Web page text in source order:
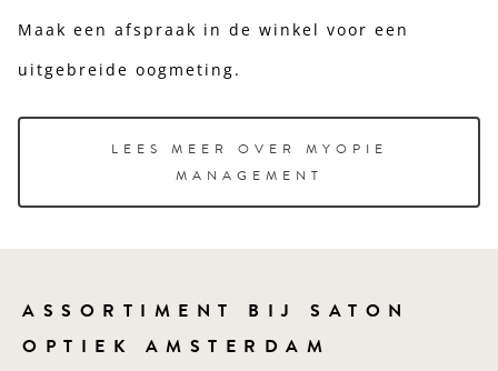
Maak een afspraak in de winkel voor een
uitgebreide oogmeting.
LEES MEER OVER MYOPIE
MANAGEMENT
ASSORTIMENT BIJ SATON
OPTIEK AMSTERDAM